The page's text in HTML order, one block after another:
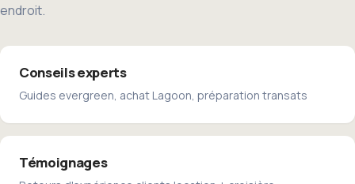
endroit.
Conseils experts
Guides evergreen, achat Lagoon, préparation transats
Témoignages